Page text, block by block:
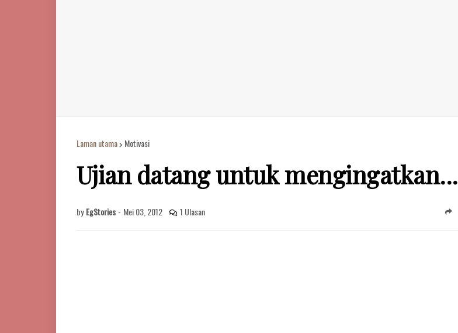
Laman utama Motivasi
Ujian datang untuk mengingatkan...
by EgStories - Mei 03, 2012 1 Ulasan